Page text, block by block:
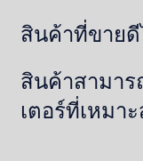
สินค้าที่ขายดี
สินค้าสามา
เตอร์ที่เหมา